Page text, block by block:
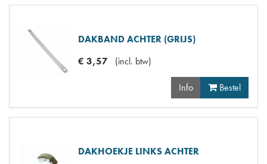
DAKBAND ACHTER (GRIJS)
€ 3,57 (incl. btw)
Info Bestel
DAKHOEKJE LINKS ACHTER